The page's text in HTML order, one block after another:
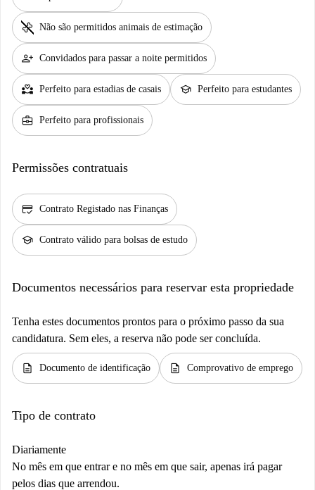
pet_supplies Não são permitidos animais de estimação
person_add Convidados para passar a noite permitidos
partner_heart Perfeito para estadias de casais school Perfeito para estudantes
business_center Perfeito para profissionais
Permissões contratuais
credit_score Contrato Registado nas Finanças
school Contrato válido para bolsas de estudo
Documentos necessários para reservar esta propriedade
Tenha estes documentos prontos para o próximo passo da sua
candidatura. Sem eles, a reserva não pode ser concluída.
description Documento de identificação description Comprovativo de emprego
Tipo de contrato
Diariamente
No mês em que entrar e no mês em que sair, apenas irá pagar
pelos dias que arrendou.